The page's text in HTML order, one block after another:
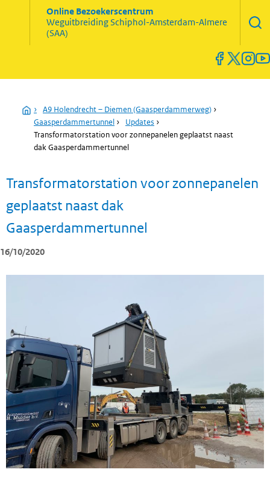
Online Bezoekerscentrum
WeguitbreidingSchiphol-Amsterdam-Almere
(SAA)
Home
› A9 Holendrecht – Diemen (Gaasperdammerweg) ›
Gaasperdammertunnel › Updates ›
Transformatorstation voor zonnepanelen geplaatst naast
dak Gaasperdammertunnel
Transformatorstation voor zonnepanelen
geplaatst naast dak
Gaasperdammertunnel
16/10/2020